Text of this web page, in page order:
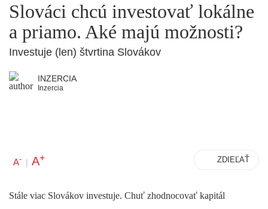
Slováci chcú investovať lokálne
a priamo. Aké majú možnosti?
Investuje (len) štvrtina Slovákov
INZERCIA
Inzercia
A- | A+ ZDIEĽAŤ
Stále viac Slovákov investuje. Chuť zhodnocovať kapitál